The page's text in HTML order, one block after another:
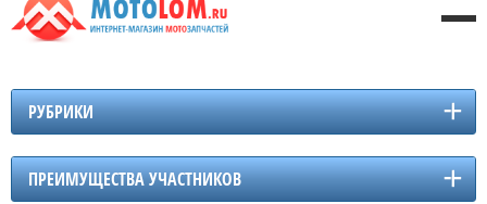
РУБРИКИ
ПРЕИМУЩЕСТВА УЧАСТНИКОВ